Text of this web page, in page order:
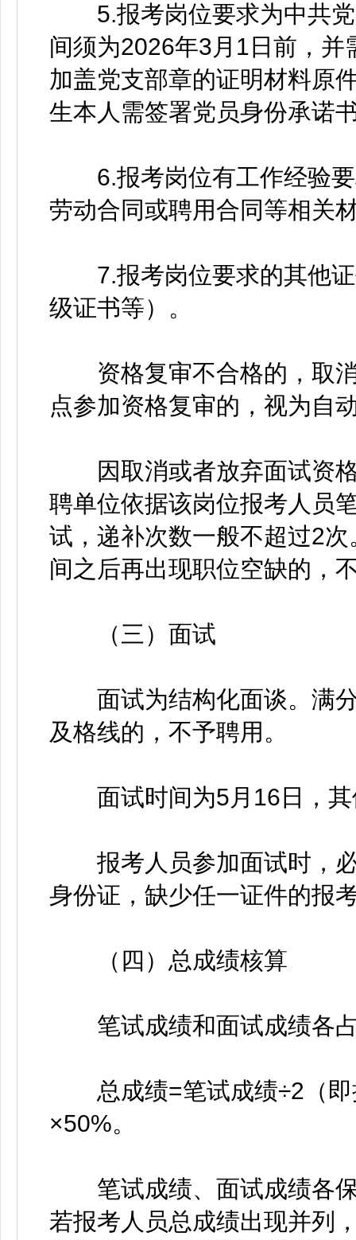
5.报考岗位要求为中共党
间须为2026年3月1日前，
加盖党支部章的证明材料原
生本人需签署党员身份承诺
6.报考岗位有工作经验要
劳动合同或聘用合同等相关
7.报考岗位要求的其他证
级证书等）。
资格复审不合格的，取消
点参加资格复审的，视为自
因取消或者放弃面试资格
聘单位依据该岗位报考人员
试，递补次数一般不超过2
间之后再出现职位空缺的，
（三）面试
面试为结构化面谈。满分
及格线的，不予聘用。
面试时间为5月16日，其
报考人员参加面试时，必
身份证，缺少任一证件的报
（四）总成绩核算
笔试成绩和面试成绩各
总成绩=笔试成绩÷2（即
×50%。
笔试成绩、面试成绩各保
若报考人员总成绩出现并列